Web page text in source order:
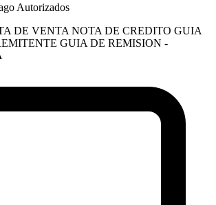
Autorizados
DE VENTA NOTA DE CREDITO GUIA
GUIA DE REMISION -